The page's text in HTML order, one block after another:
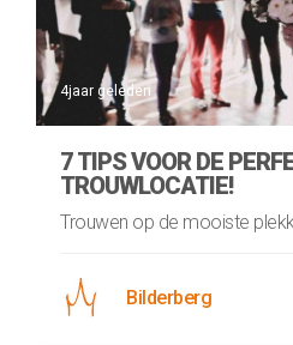
4jaar geleden
7 TIPS VOOR DE
TROUWLOCATIE!
Trouwen op de mooiste
Bilderberg